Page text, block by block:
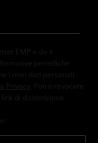
EMP e do il
periodiche
i miei dati personali
Privacy
. Potrò revocare
di disiscrizione